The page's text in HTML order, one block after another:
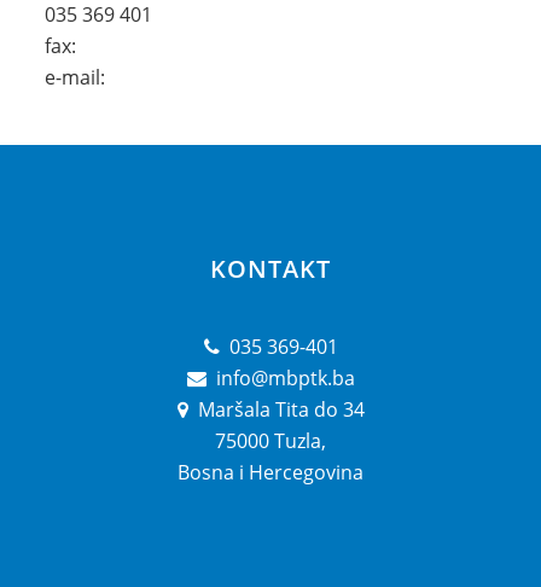
035 369 401
fax:
e-mail:
KONTAKT
035 369-401
info@mbptk.ba
Maršala Tita do 34
75000 Tuzla,
Bosna i Hercegovina